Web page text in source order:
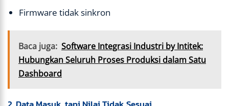
Firmware tidak sinkron
Baca juga: Software Integrasi Industri by Intitek:
Hubungkan Seluruh Proses Produksi dalam Satu
Dashboard